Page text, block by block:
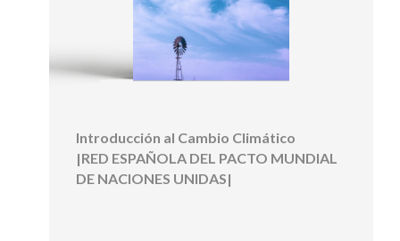
Introducción al Cambio Climático
|RED ESPAÑOLA DEL PACTO MUNDIAL
DE NACIONES UNIDAS|